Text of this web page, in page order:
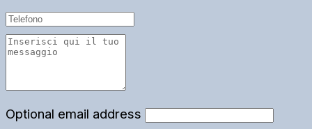
Optional email address